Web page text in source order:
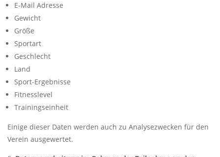
E-Mail Adresse
Gewicht
Größe
Sportart
Geschlecht
Land
Sport-Ergebnisse
Fitnesslevel
Trainingseinheit
Einige dieser Daten werden auch zu Analysezwecken für den
Verein ausgewertet.